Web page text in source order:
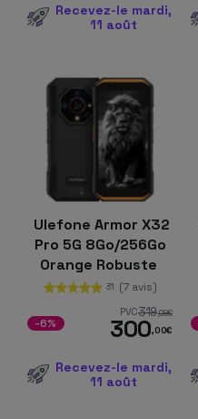
Recevez-le mardi,
11 août
Ulefone Armor X32
Pro 5G 8Go/256Go
Orange Robuste
31 (7 avis)
PVC319,98€
300,00€
-6%
Recevez-le mardi,
11 août